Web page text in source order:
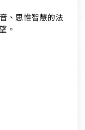
、思惟智慧的法
。